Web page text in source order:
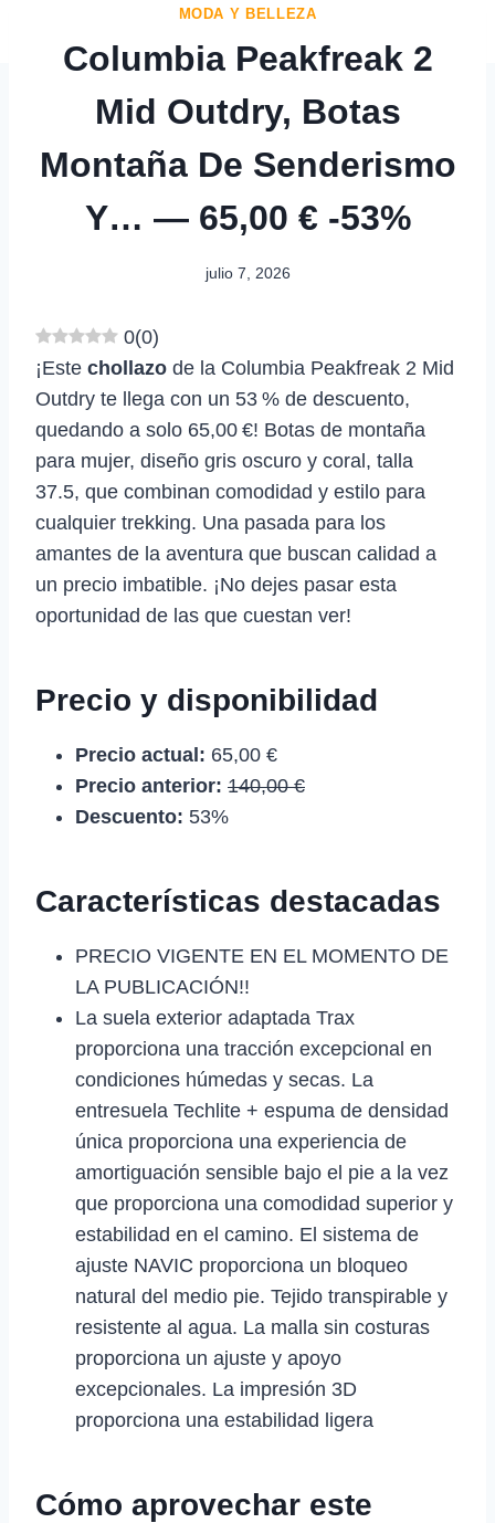
MODA Y BELLEZA
Columbia Peakfreak 2
Mid Outdry, Botas
Montaña De Senderismo
Y… — 65,00 € -53%
julio 7, 2026
0(0)
¡Este chollazo de la Columbia Peakfreak 2 Mid
Outdry te llega con un 53 % de descuento,
quedando a solo 65,00 €! Botas de montaña
para mujer, diseño gris oscuro y coral, talla
37.5, que combinan comodidad y estilo para
cualquier trekking. Una pasada para los
amantes de la aventura que buscan calidad a
un precio imbatible. ¡No dejes pasar esta
oportunidad de las que cuestan ver!
Precio y disponibilidad
Precio actual: 65,00 €
Precio anterior: 140,00 €
Descuento: 53%
Características destacadas
PRECIO VIGENTE EN EL MOMENTO DE
LA PUBLICACIÓN!!
La suela exterior adaptada Trax
proporciona una tracción excepcional en
condiciones húmedas y secas. La
entresuela Techlite + espuma de densidad
única proporciona una experiencia de
amortiguación sensible bajo el pie a la vez
que proporciona una comodidad superior y
estabilidad en el camino. El sistema de
ajuste NAVIC proporciona un bloqueo
natural del medio pie. Tejido transpirable y
resistente al agua. La malla sin costuras
proporciona un ajuste y apoyo
excepcionales. La impresión 3D
proporciona una estabilidad ligera
Cómo aprovechar este